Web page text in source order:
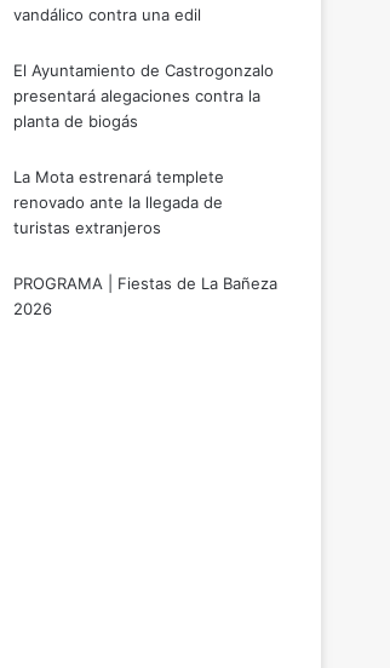
vandálico contra una edil
El Ayuntamiento de Castrogonzalo
presentará alegaciones contra la
planta de biogás
La Mota estrenará templete
renovado ante la llegada de
turistas extranjeros
PROGRAMA | Fiestas de La Bañeza
2026